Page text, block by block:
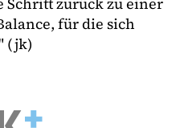
für die sich
(jk)